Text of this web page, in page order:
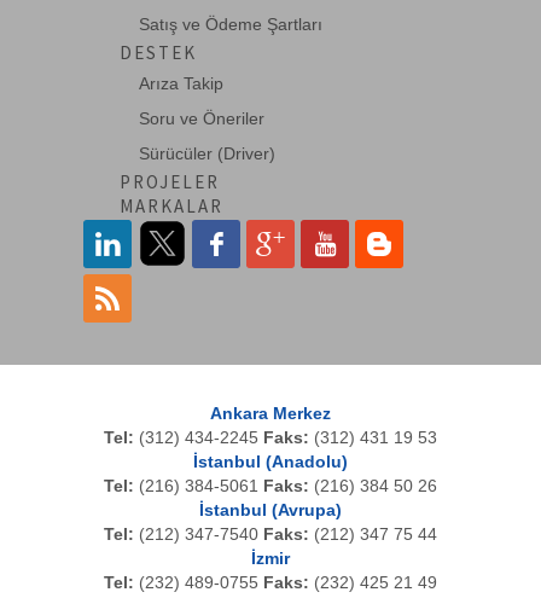
Satış ve Ödeme Şartları
DESTEK
Arıza Takip
Soru ve Öneriler
Sürücüler (Driver)
PROJELER
MARKALAR
Ankara Merkez
Tel: (312) 434-2245 Faks: (312) 431 19 53
İstanbul (Anadolu)
Tel: (216) 384-5061 Faks: (216) 384 50 26
İstanbul (Avrupa)
Tel: (212) 347-7540 Faks: (212) 347 75 44
İzmir
Tel: (232) 489-0755 Faks: (232) 425 21 49